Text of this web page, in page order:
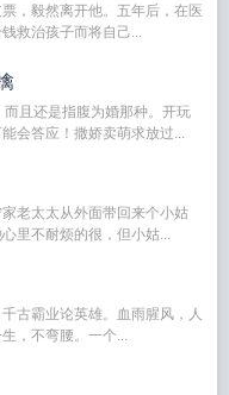
，毅然离开他。五年后，在医
救治孩子而将自己...
且还是指腹为婚那种。开玩
会答应！撒娇卖萌求放过...
老太太从外面带回来个小姑
里不耐烦的很，但小姑...
古霸业论英雄。血雨腥风，人
，不弯腰。一个...